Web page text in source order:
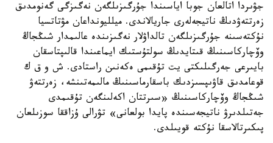
جۋىردا اتالعان جوبا اياسىندا جۇرگىزىلگەن نەگىزگى گەنومدىق
زەرتتەۋدىڭ ناتيجەلەرى جاريالاندى. ميلليونداعان مۋتاتسيا
نۇكتەسىنە جۇرگىزىلگەن تالداۋلار نەگىزىندە عالىمدار شىڭجاڭ
وۆچاركاسىنىڭ قىتايدىڭ سولتۇستىك ايماعىندا قالىپتاسقان
بايىرعى جەرگىلىكتى يت تۇقىمى ەكەنىن راستادى. ش و ق ك
قوعامدىق قاۋىپسىزدىك باسقارماسىنىڭ مالىمەتىنشە، زەرتتەۋ
شىڭجاڭ وۆچاركاسىنىڭ «سىرتتان اكەلىنگەن تۇقىمدى
جەتىلدىرۋ ناتيجەسىندە پايدا بولعانى» تۋرالى ۇزاققا سوزىلعان
پىكىرتالاسقا نۇكتە قويىلدى.